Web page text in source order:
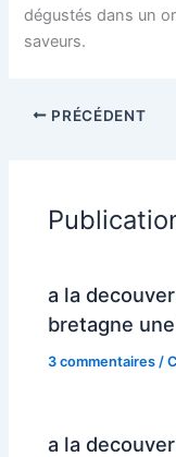
dégustés dans un
saveurs.
PRÉCÉDENT
a la
bretagne
3 commentaires /
a la